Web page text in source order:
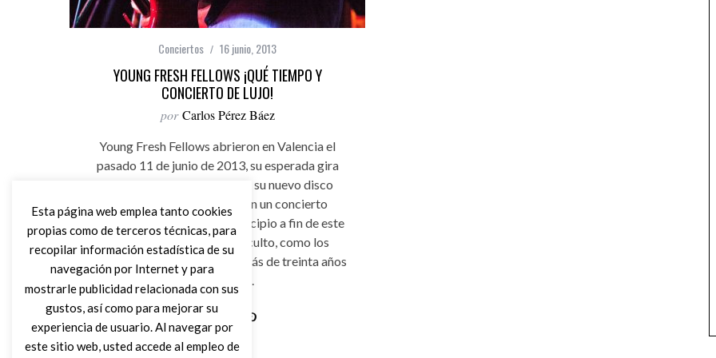
Conciertos 16 junio, 2013
YOUNG FRESH FELLOWS ¡QUÉ TIEMPO Y
CONCIERTO DE LUJO!
por Carlos Pérez Báez
Young Fresh Fellows abrieron en Valencia el
pasado 11 de junio de 2013, su esperada gira
española para presentarnos su nuevo disco
“Tiempo de Lujo” (2012), en un concierto
realmente abrumador de principio a fin de este
grupo norteamericano de culto, como los
adorados NRBQ, que llevan más de treinta años
en el negocio.
Leer Más
Esta página web emplea tanto cookies
propias como de terceros técnicas, para
recopilar información estadística de su
navegación por Internet y para
mostrarle publicidad relacionada con sus
gustos, así como para mejorar su
experiencia de usuario. Al navegar por
este sitio web, usted accede al empleo de